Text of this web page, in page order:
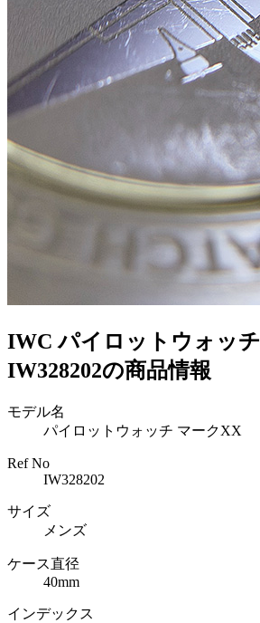
IWC パイロットウォッ
IW328202の商品情報
モデル名
パイロットウォッチ マークXX
Ref No
IW328202
サイズ
メンズ
ケース直径
40mm
インデックス